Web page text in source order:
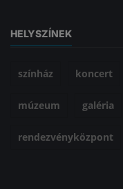
HELYSZÍNEK
színház koncert
múzeum galéria
rendezvényközpont